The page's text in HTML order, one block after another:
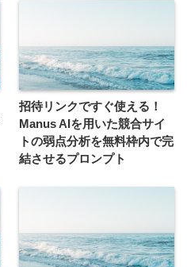
招待リンクですぐ使える！
Manus AIを用いた競合サイ
トの弱点分析を無料枠内で完
結させるプロンプト